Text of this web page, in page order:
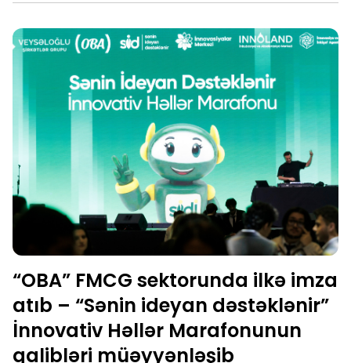
“OBA” FMCG sektorunda ilkə imza
atıb – “Sənin ideyan dəstəklənir”
İnnovativ Həllər Marafonunun
qalibləri müəyyənləşib